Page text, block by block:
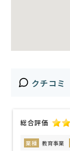
クチコミ
総合評価
業種 教育事業